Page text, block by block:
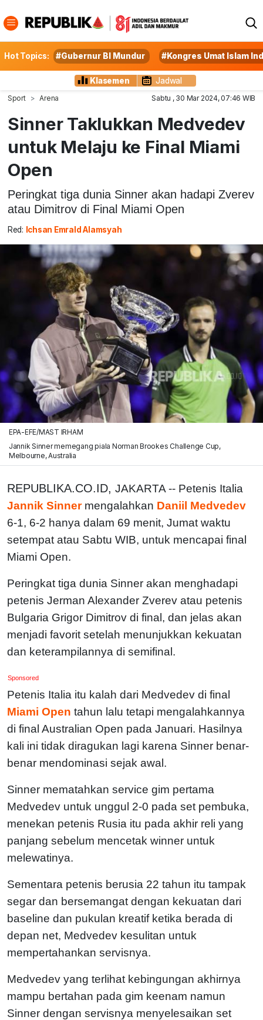
Hot Topics: #Gubernur BI Mundur #Kongres Umat Islam
Klasemen Jadwal
Sport Arena Sabtu , 30 Mar 2024, 07:46 WIB
Sinner Taklukkan Medvedev
untuk Melaju ke Final Miami
Open
Peringkat tiga dunia Sinner akan hadapi Zverev
atau Dimitrov di Final Miami Open
Red: Ichsan Emrald Alamsyah
EPA-EFE/MAST IRHAM
Jannik Sinner memegang piala Norman Brookes Challenge Cup,
Melbourne, Australia
REPUBLIKA.CO.ID, JAKARTA -- Petenis Italia
Jannik Sinner mengalahkan Daniil Medvedev
6-1, 6-2 hanya dalam 69 menit, Jumat waktu
setempat atau Sabtu WIB, untuk mencapai final
Miami Open.
Peringkat tiga dunia Sinner akan menghadapi
petenis Jerman Alexander Zverev atau petenis
Bulgaria Grigor Dimitrov di final, dan jelas akan
menjadi favorit setelah menunjukkan kekuatan
dan keterampilannya di semifinal.
Sponsored
Petenis Italia itu kalah dari Medvedev di final
Miami Open tahun lalu tetapi mengalahkannya
di final Australian Open pada Januari. Hasilnya
kali ini tidak diragukan lagi karena Sinner benar-
benar mendominasi sejak awal.
Sinner mematahkan service gim pertama
Medvedev untuk unggul 2-0 pada set pembuka,
menekan petenis Rusia itu pada akhir reli yang
panjang sebelum mencetak winner untuk
melewatinya.
Sementara petenis berusia 22 tahun itu tampak
segar dan bersemangat dengan kekuatan dari
baseline dan pukulan kreatif ketika berada di
depan net, Medvedev kesulitan untuk
mempertahankan servisnya.
Medvedev yang terlihat kebingungan akhirnya
mampu bertahan pada gim keenam namun
Sinner dengan servisnya menyelesaikan set